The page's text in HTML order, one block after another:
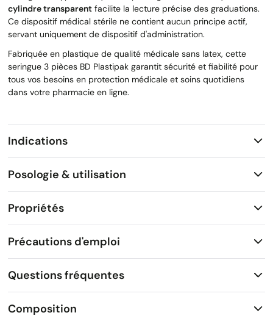
cylindre transparent facilite la lecture précise des graduations.
Ce dispositif médical stérile ne contient aucun principe actif,
servant uniquement de dispositif d'administration.
Fabriquée en plastique de qualité médicale sans latex, cette
seringue 3 pièces BD Plastipak garantit sécurité et fiabilité pour
tous vos besoins en protection médicale et soins quotidiens
dans votre pharmacie en ligne.
Indications
Posologie & utilisation
Propriétés
Précautions d'emploi
Questions fréquentes
Composition